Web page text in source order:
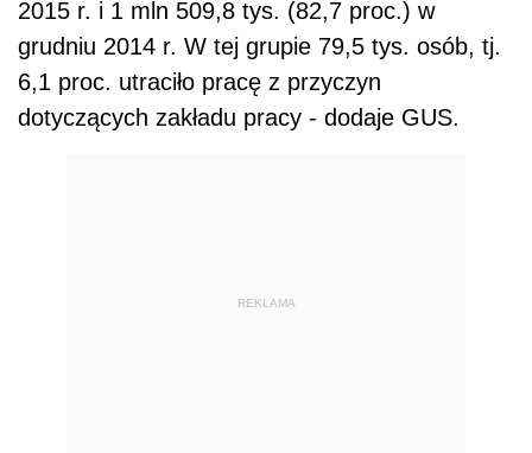
2015 r. i 1 mln 509,8 tys. (82,7 proc.) w
grudniu 2014 r. W tej grupie 79,5 tys. osób, tj.
6,1 proc. utraciło pracę z przyczyn
dotyczących zakładu pracy - dodaje GUS.
REKLAMA